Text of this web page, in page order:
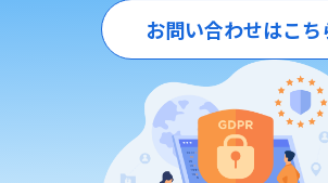
お問い合わせはこち